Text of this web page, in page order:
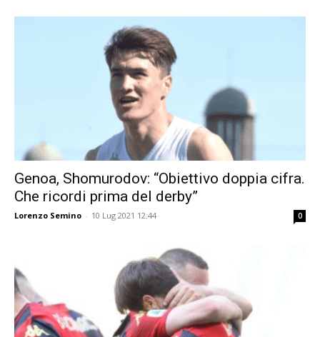
Genoa, Shomurodov: “Obiettivo doppia cifra.
Che ricordi prima del derby”
Lorenzo Semino - 10 Lug 2021 12:44 0